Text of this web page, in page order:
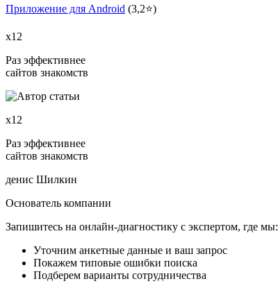
Приложение для Android (3,2⭐)
х12
Раз эффективнее
сайтов знакомств
х12
Раз эффективнее
сайтов знакомств
денис Шилкин
Основатель компании
Запишитесь на онлайн-диагностику с экспертом, где мы:
Уточним анкетные данные и ваш запрос
Покажем типовые ошибки поиска
Подберем варианты сотрудничества